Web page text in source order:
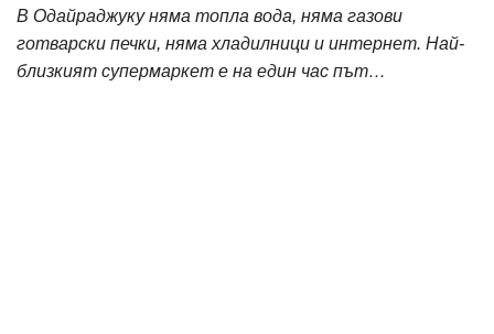
В Одайраджуку няма топла вода, няма газови
готварски печки, няма хладилници и интернет. Най-
близкият супермаркет е на един час път…